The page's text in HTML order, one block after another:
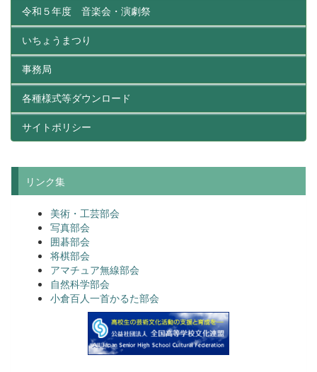
令和５年度 音楽会・演劇祭
いちょうまつり
事務局
各種様式等ダウンロード
サイトポリシー
リンク集
美術・工芸部会
写真部会
囲碁部会
将棋部会
アマチュア無線部会
自然科学部会
小倉百人一首かるた部会